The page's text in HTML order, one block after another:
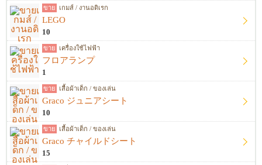
ขาย เกมส์ / งานอดิเรก
LEGO
10
ขาย เครื่องใช้ไฟฟ้า
フロアランプ
1
ขาย เสื้อผ้าเด็ก / ของเล่น
Graco ジュニアシート
10
ขาย เสื้อผ้าเด็ก / ของเล่น
Graco チャイルドシート
15